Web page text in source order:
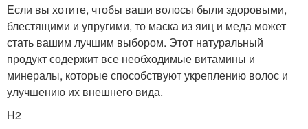
Если вы хотите, чтобы ваши волосы были здоровыми,
блестящими и упругими, то маска из яиц и меда может
стать вашим лучшим выбором. Этот натуральный
продукт содержит все необходимые витамины и
минералы, которые способствуют укреплению волос и
улучшению их внешнего вида.
H2